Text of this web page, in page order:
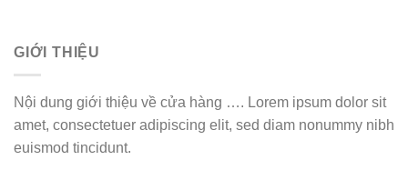
GIỚI THIỆU
Nội dung giới thiệu về cửa hàng …. Lorem ipsum dolor sit
amet, consectetuer adipiscing elit, sed diam nonummy nibh
euismod tincidunt.